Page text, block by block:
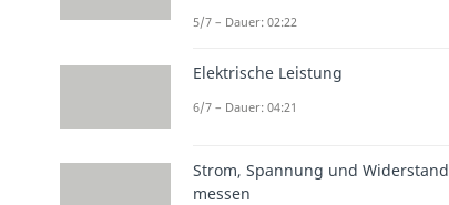
5/7 – Dauer: 02:22
Elektrische Leistung
6/7 – Dauer: 04:21
Strom, Spannung und Widerstand
messen